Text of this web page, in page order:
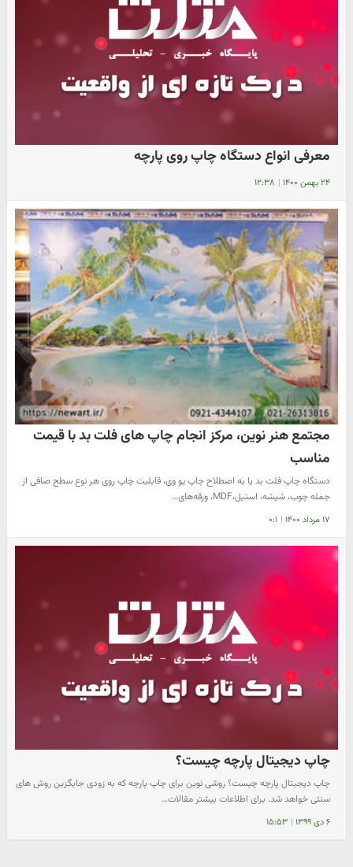
معرفی انواع دستگاه چاپ روی پارچه
۲۴ بهمن ۱۴۰۰ | ۱۲:۳۸
مجتمع هنر نوین، مرکز انجام چاپ های فلت بد با قیمت
مناسب
دستگاه چاپ فلت بد یا به اصطلاح چاپ یو وی، قابلیت چاپ روی هر نوع سطح صافی از
جمله چوب، شیشه، استیل،MDF، ورقه‌های…
۱۷ مرداد ۱۴۰۰ | ۰:۱
چاپ دیجیتال پارچه چیست؟
چاپ دیجیتال پارچه چیست؟ روشی نوین برای چاپ پارچه که به زودی جایگزین روش های
سنتی خواهد شد. برای اطلاعات بیشتر مقالات…
۶ دی ۱۳۹۹ | ۱۵:۵۳